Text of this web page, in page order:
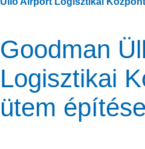
Goodman
Logisztikai
ütem